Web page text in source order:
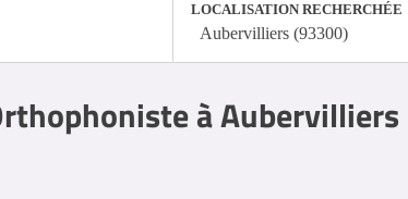
LOCALISATION RECHERCHÉE
Aubervilliers (93300)
à Aubervilliers